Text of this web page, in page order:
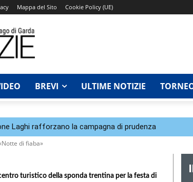
Mappa del Sito Cookie Policy (UE)
BREVI ULTIME NOTIZIE
Laghi rafforzano la campagna di prudenza
di fiaba»
turistico della sponda trentina per la festa di